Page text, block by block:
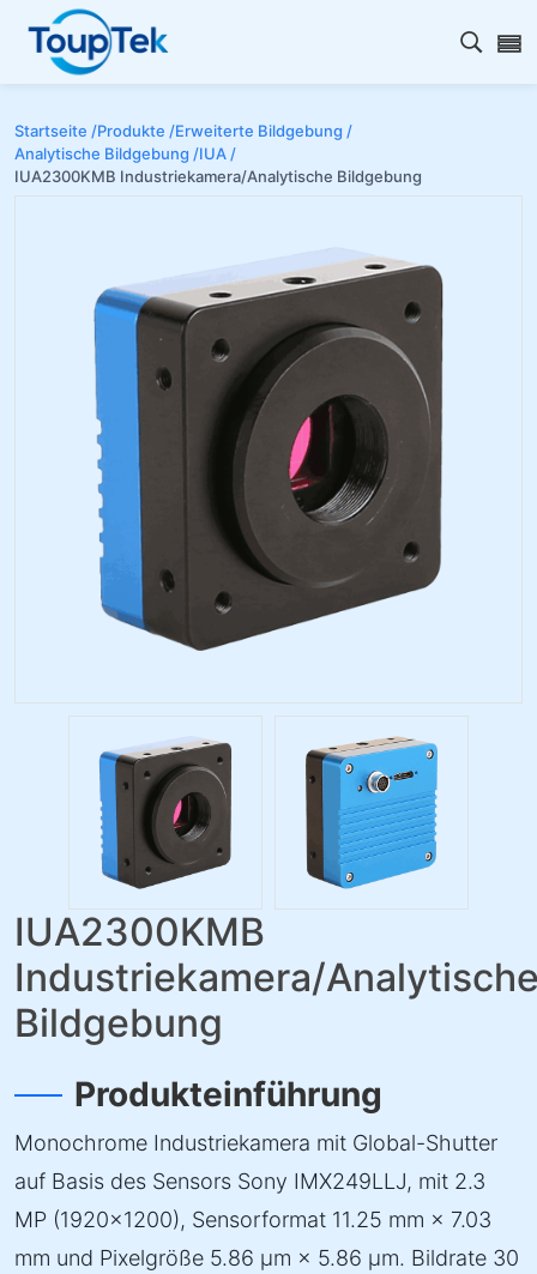
Open
Startseite /Produkte /Erweiterte Bildgebung /
Analytische Bildgebung /IUA /
IUA2300KMB Industriekamera/Analytische Bildgebung
IUA2300KMB
Industriekamera/
Bildgebung
Produkteinführung
Monochrome Industriekamera mit Global-Shutter
auf Basis des Sensors Sony IMX249LLJ, mit 2.3
MP (1920×1200), Sensorformat 11.25 mm × 7.03
mm und Pixelgröße 5.86 µm × 5.86 µm. Bildrate 30